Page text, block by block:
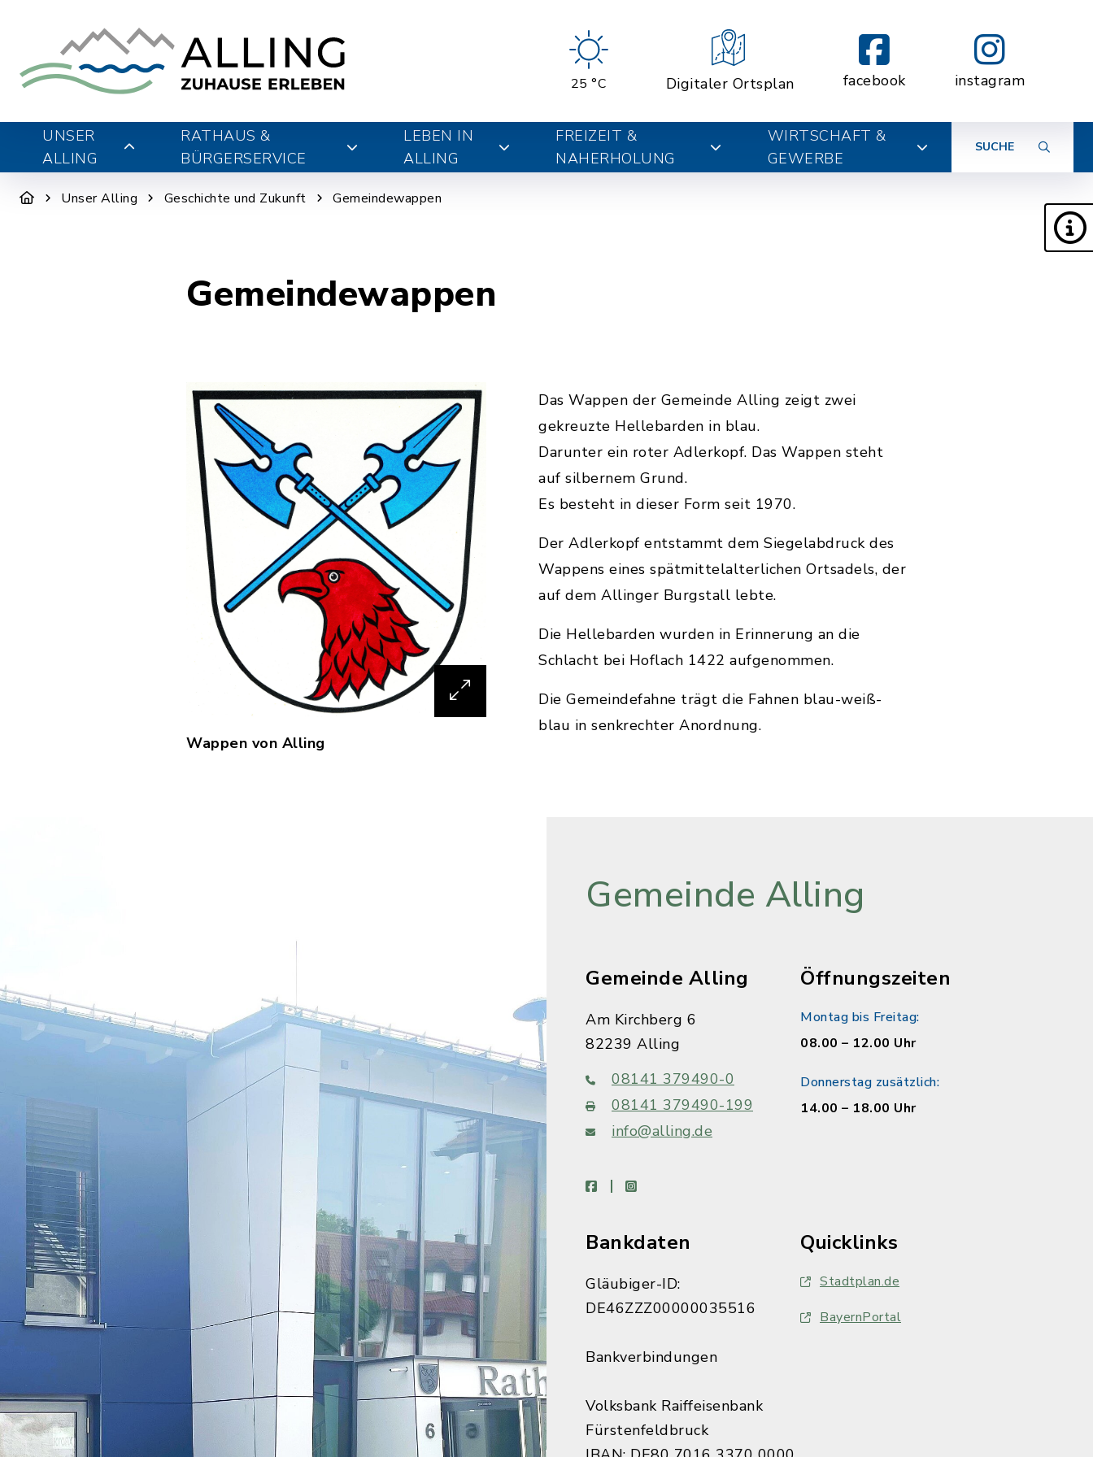
25 °C Digitaler Ortsplan facebook instagram
UNSER
ALLING
RATHAUS &
BÜRGERSERVICE
LEBEN IN
ALLING
FREIZEIT &
NAHERHOLUNG
WIRTSCHAFT &
GEWERBE
SUCHE
Unser Alling Geschichte und Zukunft Gemeindewappen
Gemeindewappen
Wappen von Alling
Das Wappen der Gemeinde Alling zeigt zwei
gekreuzte Hellebarden in blau.
Darunter ein roter Adlerkopf. Das Wappen steht
auf silbernem Grund.
Es besteht in dieser Form seit 1970.
Der Adlerkopf entstammt dem Siegelabdruck des
Wappens eines spätmittelalterlichen Ortsadels, der
auf dem Allinger Burgstall lebte.
Die Hellebarden wurden in Erinnerung an die
Schlacht bei Hoflach 1422 aufgenommen.
Die Gemeindefahne trägt die Fahnen blau-weiß-
blau in senkrechter Anordnung.
Gemeinde Alling
Gemeinde Alling
Am Kirchberg 6
82239 Alling
08141 379490-0
08141 379490-199
info@alling.de
facebookinstagram
Öffnungszeiten
Montag bis Freitag:
08.00 – 12.00 Uhr
Donnerstag zusätzlich:
14.00 – 18.00 Uhr
Bankdaten
Gläubiger-ID:
DE46ZZZ00000035516
Bankverbindungen
Volksbank Raiffeisenbank
Fürstenfeldbruck
Quicklinks
Stadtplan.de
BayernPortal